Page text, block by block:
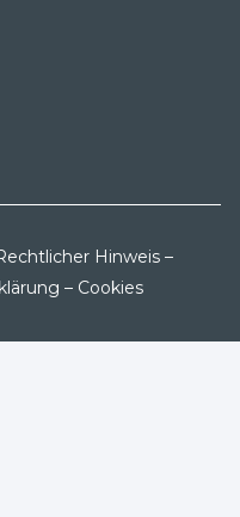
Hinweis –
– Cookies